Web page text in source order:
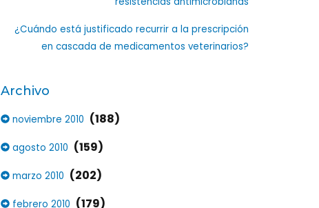
¿Cuándo está justificado recurrir a la prescripción
en cascada de medicamentos veterinarios?
Archivo
noviembre 2010 (188)
agosto 2010 (159)
marzo 2010 (202)
febrero 2010 (179)